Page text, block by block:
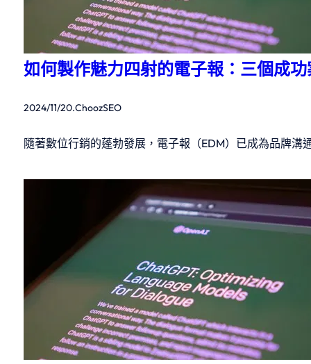
如何製作魅力四射的電子報：三個成
2024/11/20.ChoozSEO
隨著數位行銷的蓬勃發展，電子報（EDM）已成為品牌